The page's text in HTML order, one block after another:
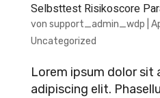
Selbsttest Risikoscore
von support_admin_wdp
Uncategorized
Lorem ipsum dolor
adipiscing elit.